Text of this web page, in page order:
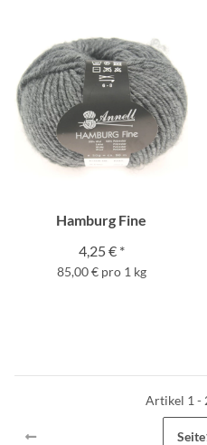
Hamburg Fine
4,25 € *
85,00 € pro 1 kg
Artikel 1 -
Seite